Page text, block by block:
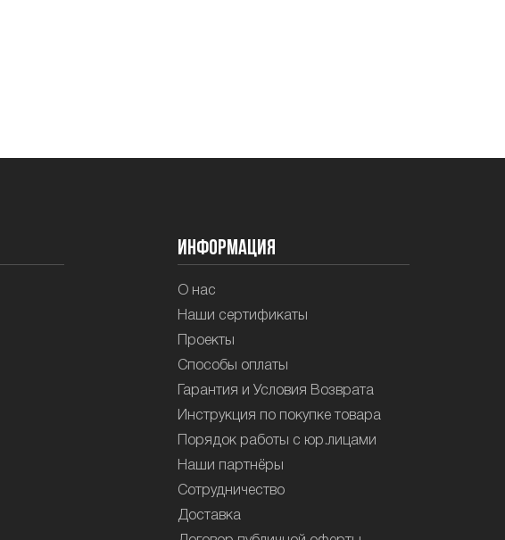
Информация
О нас
Наши сертификаты
Проекты
Способы оплаты
Гарантия и Условия Возврата
Инструкция по покупке товара
Порядок работы с юр.лицами
Наши партнёры
Сотрудничество
Доставка